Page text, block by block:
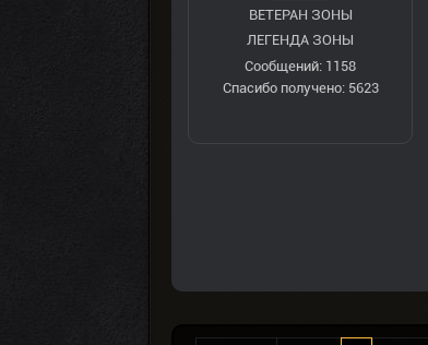
ВЕТЕРАН ЗOНЫ
ЛЕГЕНДА ЗОНЫ
Сообщений: 1158
Спасибо получено: 5623